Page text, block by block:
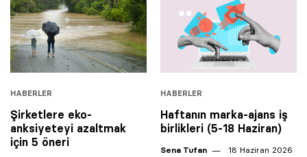
HABERLER
Şirketlere eko-
anksiyeteyi azaltmak
için 5 öneri
HABERLER
Haftanın marka-ajans iş
birlikleri (5-18 Haziran)
Sena Tufan 18 Haziran 2026